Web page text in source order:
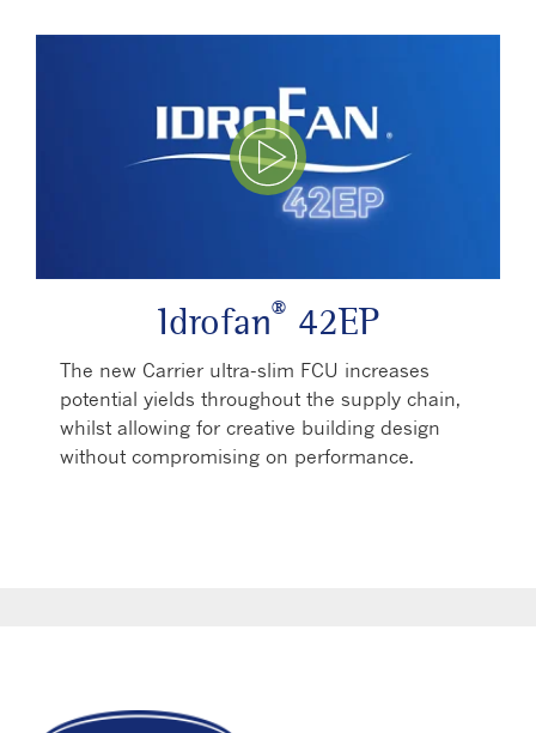
Play Video
Idrofan®42EP
The new Carrier ultra-slim FCU increases
potential yields throughout the supply chain,
whilst allowing for creative building design
without compromising on performance.